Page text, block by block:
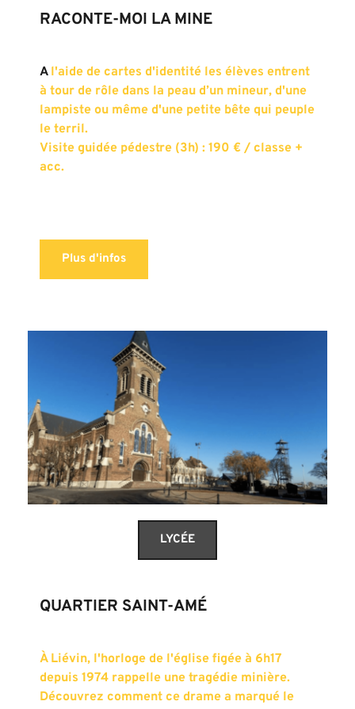
RACONTE-MOI LA MINE
A l'aide de cartes d'identité les élèves entrent
à tour de rôle dans la peau d’un mineur,
lampiste ou même d'une petite bête qui peuple
le terril.
Visite guidée pédestre (3h) : 190 € / classe +
acc.
Plus d'infos
LYCÉE
QUARTIER SAINT-AMÉ
À Liévin, l'horloge de l'église figée à 6h17
depuis 1974 rappelle une tragédie minière.
Découvrez comment ce drame a marqué le